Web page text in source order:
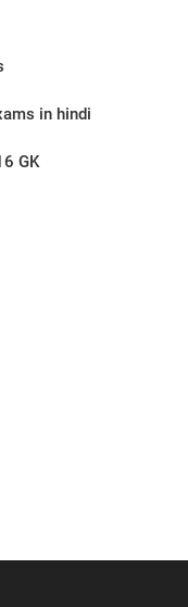
in hindi
GK